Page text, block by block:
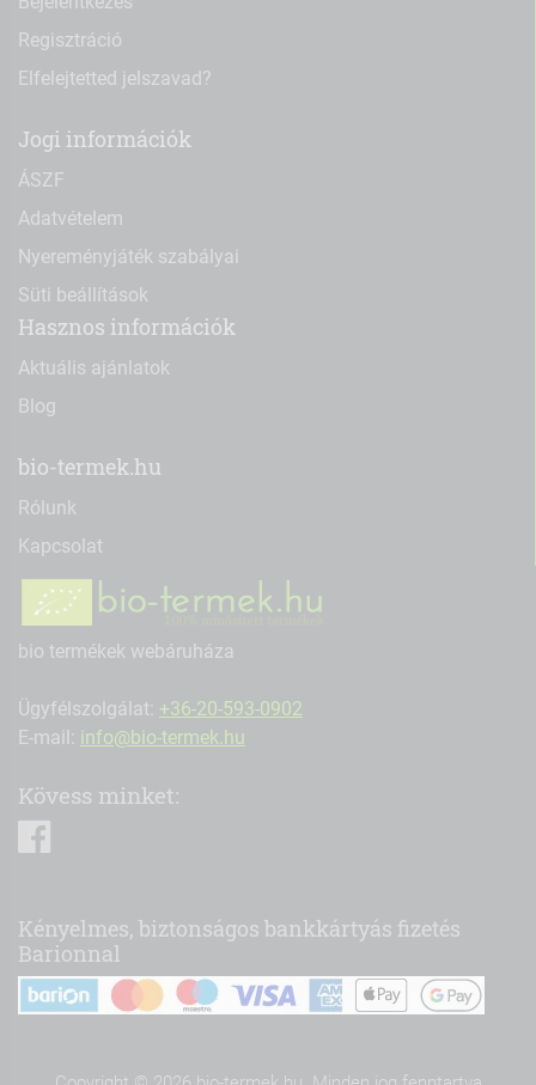
Regisztráció
Elfelejtetted jelszavad?
Jogi információk
ÁSZF
Adatvételem
Nyereményjáték szabályai
Süti beállítások
Hasznos információk
Aktuális ajánlatok
Blog
bio-termek.hu
Rólunk
Kapcsolat
bio termékek webáruháza
Ügyfélszolgálat: +36-20-593-0902
E-mail: info@bio-termek.hu
Kövess minket:
Kényelmes, biztonságos bankkártyás fizetés
Barionnal